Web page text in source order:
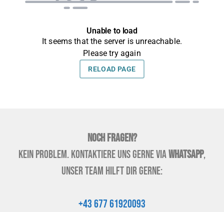
Noch Fragen?
Kein Problem. Kontaktiere uns gerne viaWhatsApp,
unser Team hilft dir gerne:
+43677 61920093